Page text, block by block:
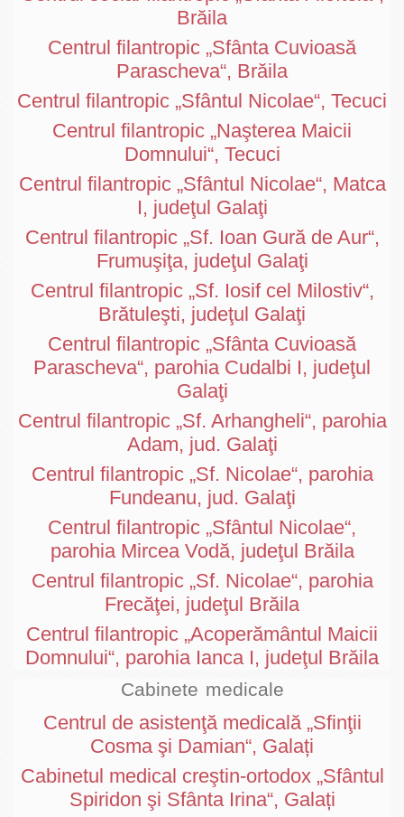
Brăila
Centrul filantropic „Sfânta Cuvioasă
Parascheva“, Brăila
Centrul filantropic „Sfântul Nicolae“, Tecuci
Centrul filantropic „Naşterea Maicii
Domnului“, Tecuci
Centrul filantropic „Sfântul Nicolae“, Matca
I, judeţul Galaţi
Centrul filantropic „Sf. Ioan Gură de Aur“,
Frumuşiţa, judeţul Galaţi
Centrul filantropic „Sf. Iosif cel Milostiv“,
Brătuleşti, judeţul Galaţi
Centrul filantropic „Sfânta Cuvioasă
Parascheva“, parohia Cudalbi I, judeţul
Galaţi
Centrul filantropic „Sf. Arhangheli“, parohia
Adam, jud. Galaţi
Centrul filantropic „Sf. Nicolae“, parohia
Fundeanu, jud. Galaţi
Centrul filantropic „Sfântul Nicolae“,
parohia Mircea Vodă, judeţul Brăila
Centrul filantropic „Sf. Nicolae“, parohia
Frecăţei, judeţul Brăila
Centrul filantropic „Acoperământul Maicii
Domnului“, parohia Ianca I, judeţul Brăila
Cabinete medicale
Centrul de asistenţă medicală „Sfinţii
Cosma şi Damian“, Galați
Cabinetul medical creştin-ortodox „Sfântul
Spiridon şi Sfânta Irina“, Galați